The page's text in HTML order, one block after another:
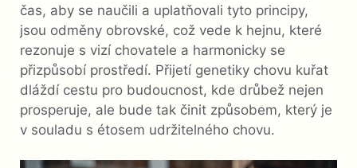
čas, aby se naučili a uplatňovali tyto principy,
jsou odměny obrovské, což vede k hejnu, které
rezonuje s vizí chovatele a harmonicky se
přizpůsobí prostředí. Přijetí genetiky chovu kuřat
dláždí cestu pro budoucnost, kde drůbež nejen
prosperuje, ale bude tak činit způsobem, který je
v souladu s étosem udržitelného chovu.